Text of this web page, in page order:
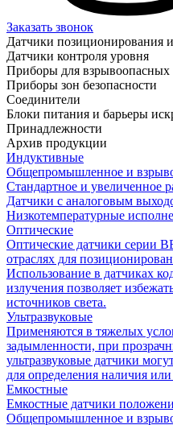
Заказать звонок
Датчики позиционирования
Датчики контроля уровня
Приборы для взрывоопасных
Приборы зон безопасности
Соединители
Блоки питания и барьеры
Принадлежности
Архив продукции
Индуктивные
Общепромышленное и
Стандартное и увеличенное
Датчики с аналоговым
Низкотемпературные
Оптические
Оптические датчики серии
отраслях для
Использование в датчиках
излучения позволяет
источников света.
Ультразвуковые
Применяются в тяжелых
задымленности, при
ультразвуковые датчики
для определения наличия
Емкостные
Емкостные датчики
Общепромышленное и